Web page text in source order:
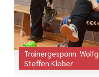
Trainergespann:
Steffen Kleber